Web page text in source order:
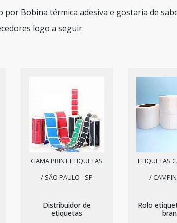
por Bobina térmica adesiva e gostaria de
logo a seguir:
GAMA PRINT ETIQUETAS
/ SÃO PAULO - SP
Distribuidor de
etiquetas
ETIQUETAS
/
Rolo